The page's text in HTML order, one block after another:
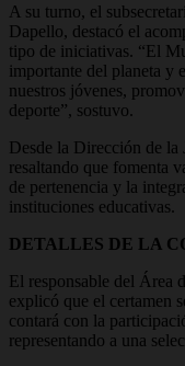
A su turno, el
Dapello, destacó el
tipo de iniciativas. “El
importante del planeta y
nuestros jóvenes,
deporte”, sostuvo.
Desde la Dirección de
resaltando que fomenta
de pertenencia y la
instituciones educativas.
DETALLES DE LA
El responsable del Área
explicó que el certamen
contará con la
representando a una